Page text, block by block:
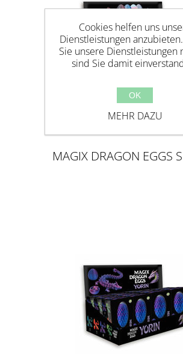
MAGIX DRAGON EGGS
Cookies helfen uns
Dienstleistungen
Sie unsere Dienstleistungen
sind Sie damit
OK
MEHR DAZU